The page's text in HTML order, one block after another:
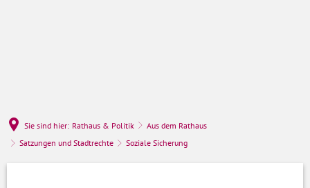
Sie sind hier: Rathaus & Politik
Aus dem Rathaus
Satzungen und Stadtrechte
Soziale Sicherung